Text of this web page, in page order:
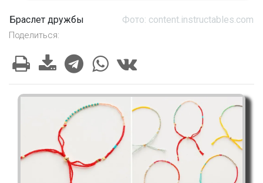
Браслет дружбы Фото: content.instructables.com
Поделиться: